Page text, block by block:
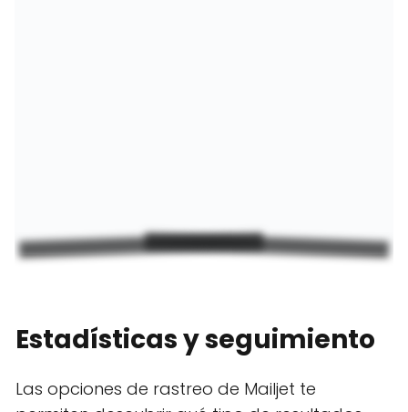
Estadísticas y seguimiento
Las opciones de rastreo de Mailjet te